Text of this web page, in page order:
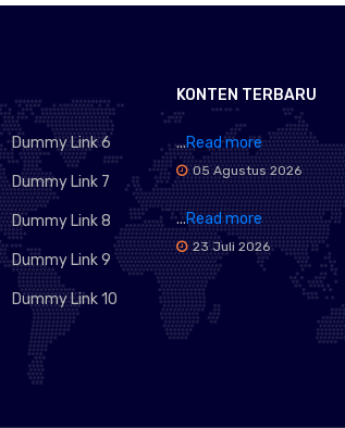
Dummy Link 6
Dummy Link 7
Dummy Link 8
Dummy Link 9
Dummy Link 10
KONTEN TERBARU
...Read more
05 Agustus 2026
...Read more
23 Juli 2026